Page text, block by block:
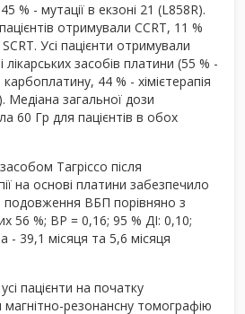
% - мутації в екзоні 21 (L858R).
отримували CCRT, 11 %
Усі пацієнти отримували
лікарських засобів платини (55 % -
карбоплатину, 44 % - хімієтерапія
Медіана загальної дози
60 Гр для пацієнтів в обох
Тагріссо після
на основі платини забезпечило
ВБП порівняно з
56 %; ВР = 0,16; 95 % ДІ: 0,10;
- 39,1 місяця та 5,6 місяця
пацієнти на початку
резонансну томографію